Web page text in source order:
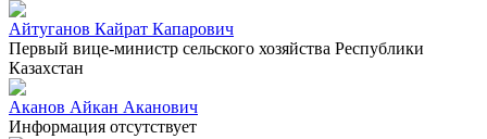
Айтуганов Кайрат Капарович
Первый вице-министр сельского хозяйства Республики
Казахстан
Аканов Айкан Аканович
Информация отсутствует